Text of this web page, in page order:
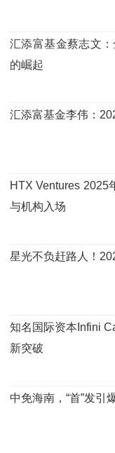
汇添富基金蔡志文
的崛起
汇添富基金李伟：
HTX Ventures
与机构入场
星光不负赶路人！
知名国际资本Infini
新突破
中免海南，“首”发引